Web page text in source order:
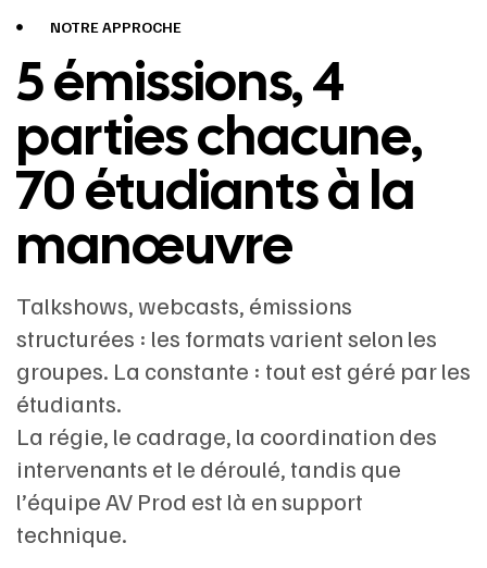
NOTRE APPROCHE
5 émissions, 4
parties chacune,
70 étudiants à la
manœuvre
Talkshows, webcasts, émissions
structurées : les formats varient selon les
groupes. La constante : tout est géré par les
étudiants.
La régie, le cadrage, la coordination des
intervenants et le déroulé, tandis que
l’équipe AV Prod est là en support
technique.